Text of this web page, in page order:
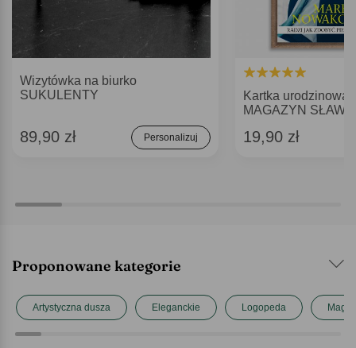
Wizytówka na biurko
SUKULENTY
89,90 zł Personalizuj
Kartka urodzinowa
MAGAZYN
19,90 zł
Proponowane kategorie
Artystyczna dusza Eleganckie Logopeda